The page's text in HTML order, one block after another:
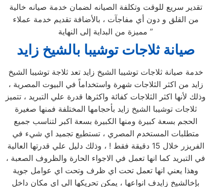
تقدير سريع للوقت وتكلفة الصيانه لضمان خدمة صيانه خالية
من القلق و دون أي مفاجآت ، بالأضافة تقديم خدمة عملاء
مميزة من البداية إلى النهاية ”
صيانة ثلاجات توشيبا بالشيخ زايد
خدمة صيانة ثلاجات توشيبا الشيخ زايد تعد ثلاجة توشيبا الشيخ
زايد من اكثر الثلاجات شهرة واستخداماً في البيوت المصرية ،
وذلك لأنها اكثر الثلاجات كفائة واكثرها قدرة علي التبريد ، تتميز
ثلاجات توشيبا الشيخ زايد بأحجامها المختلفة فمنها صغيرة
الحجم بسعة كبيرة ومنها الكبيرة بسعة اكبر لتناسب جميع
متطلبات المستخدم المصري ، تستطيع تجميد اي شيء في
الفريزر خلال 15 دقيقة فقط ! ، وذلك دليل علي قدرتها العالية
في التبريد كما انها تعمل في الاجواء الحارة والظروف الصعبة ،
وهذا يعني انها تعمل تحت اي ظرف وتحت اي عوامل جوية
بإخالشيخ زايدف انواعها ، يمكن تحريكها الي اي مكان داخل